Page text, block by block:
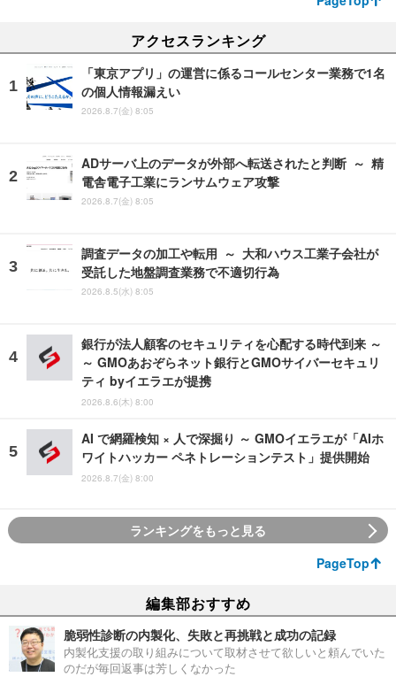
アクセスランキング
「東京アプリ」の運営に係るコールセンター業務で1名
の個人情報漏えい
2026.8.7(金) 8:05
ADサーバ上のデータが外部へ転送されたと判断 ～ 精
電舎電子工業にランサムウェア攻撃
2026.8.7(金) 8:05
調査データの加工や転用 ～ 大和ハウス工業子会社が
受託した地盤調査業務で不適切行為
2026.8.5(水) 8:05
銀行が法人顧客のセキュリティを心配する時代到来 ～
～ GMOあおぞらネット銀行とGMOサイバーセキュリ
ティ byイエラエが提携
2026.8.6(木) 8:00
AI で網羅検知 × 人で深掘り ～ GMOイエラエが「AIホ
ワイトハッカー ペネトレーションテスト」提供開始
2026.8.7(金) 8:00
ランキングをもっと見る
PageTop
編集部おすすめ
脆弱性診断の内製化、失敗と再挑戦と成功の記録
内製化支援の取り組みについて取材させて欲しいと頼んでいた
のだが毎回返事は芳しくなかった